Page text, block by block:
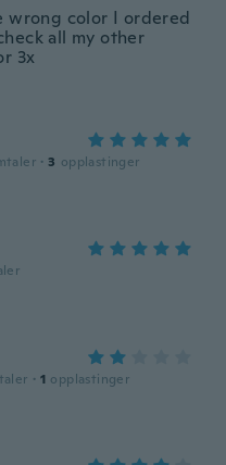
wrong color I ordered
all my other
3x
· 3 opplastinger
· 1 opplastinger